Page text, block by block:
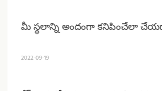
మీ స్థలాన్ని అందంగా కనిపించేలా
2022-09-19